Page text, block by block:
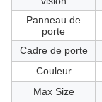
Panneau de
porte
Cadre de porte
Couleur
Max Size